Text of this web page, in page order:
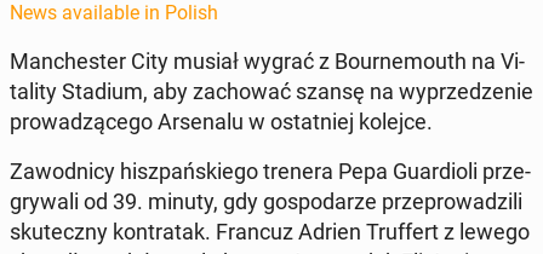
News available in Polish
Man­ches­ter City musiał wygrać z Bournemouth na Vi­
tal­i­ty Stadium, aby za­chować szansę na wyprzedze­nie
prowadzącego Ar­se­nalu w os­tat­niej kolejce.
Za­wod­ni­cy hisz­pańskiego trenera Pepa Guardi­oli prze­
gry­wali od 39. minuty, gdy gospo­darze przeprowadzili
skuteczny kon­tratak. Francuz Adrien Truf­fert z lewego